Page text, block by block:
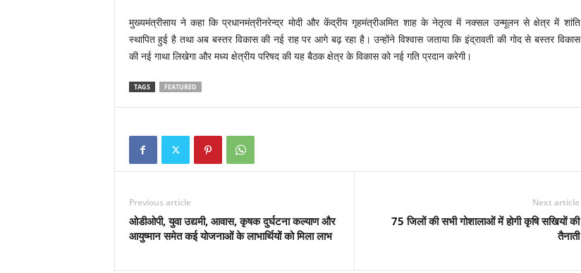
मुख्यमंत्रीसाय ने कहा कि प्रधानमंत्रीनरेन्द्र मोदी और केंद्रीय गृहमंत्रीअमित शाह के नेतृत्व में नक्सल उन्मूलन से क्षेत्र में शांति
स्थापित हुई है तथा अब बस्तर विकास की नई राह पर आगे बढ़ रहा है। उन्होंने विश्वास जताया कि इंद्रावती की गोद से बस्तर विकास
की नई गाथा लिखेगा और मध्य क्षेत्रीय परिषद की यह बैठक क्षेत्र के विकास को नई गति प्रदान करेगी।
TAGS FEATURED
Previous article
ओडीओपी, युवा उद्यमी, आवास, कृषक दुर्घटना कल्याण और
आयुष्मान समेत कई योजनाओं के लाभार्थियों को मिला लाभ
Next article
75 जिलों की सभी गोशालाओं में होगी कृषि सखियों की
तैनाती